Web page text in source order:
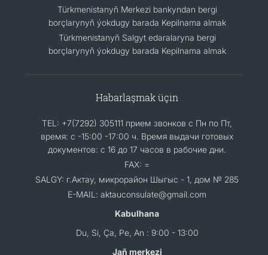
Türkmenistanyň Merkezi bankyndan bergi
borçlarynyň ýokdugy barada Kepilnama almak
Türkmenistanyň Salgyt edaralaryna bergi
borçlarynyň ýokdugy barada Kepilnama almak
Habarlaşmak üçin
TEL: +7(7292) 305111 прием звонков с Пн по Пт,
время: с -15:00 -17:00 ч. Время выдачи готовых
документов: с 16 до 17 часов в рабочие дни.
FAX: =
SALGY: г.Актау, микрорайон Шыгыс - 1, дом № 285
E-MAIL: aktauconsulate@gmail.com
Kabulhana
Du, Si, Ça, Pe, An : 9:00 - 13:00
Jaň merkezi